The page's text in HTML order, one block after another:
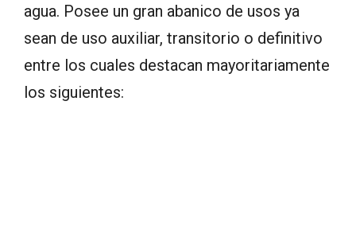
agua. Posee un gran abanico de usos ya
sean de uso auxiliar, transitorio o definitivo
entre los cuales destacan mayoritariamente
los siguientes: